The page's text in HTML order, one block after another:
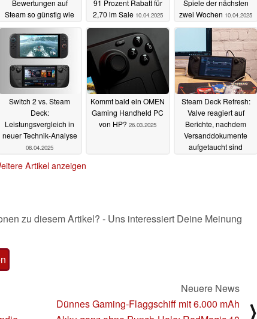
Bewertungen auf
Steam so günstig wie
11.04.2025
91 Prozent Rabatt für
2,70 im Sale 10.04.2025
Spiele der nächsten
zwei Wochen 10.04.2025
Switch 2 vs. Steam
Deck:
Leistungsvergleich in
neuer Technik-Analyse
08.04.2025
Kommt bald ein OMEN
Gaming Handheld PC
von HP? 26.03.2025
Steam Deck Refresh:
Valve reagiert auf
Berichte, nachdem
Versanddokumente
aufgetaucht sind
Artikel anzeigen
zu diesem Artikel? - Uns interessiert Deine Meinung
Neuere News
Dünnes Gaming-Flaggschiff mit 6.000 mAh
⟩